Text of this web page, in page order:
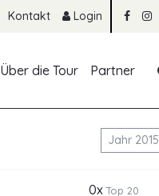
Kontakt Login
Über die Tour Partner
Jahr 2015
0xTop 20